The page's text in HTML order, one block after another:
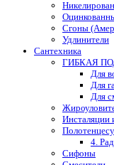
Сгоны
Удлинители
Сантехника
ГИБКАЯ
Для
Для
Для
Инсталяции
4.
Сифоны